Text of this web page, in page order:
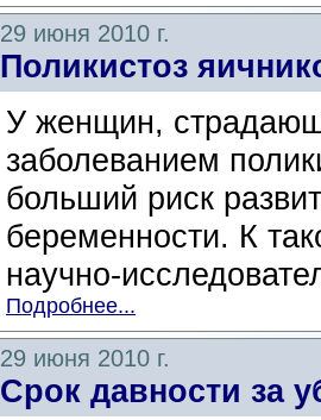
29 июня 2010 г.
Поликистоз
У женщин,
заболеванием
больший риск
беременности. К
научно-
Подробнее...
29 июня 2010 г.
Срок давности за